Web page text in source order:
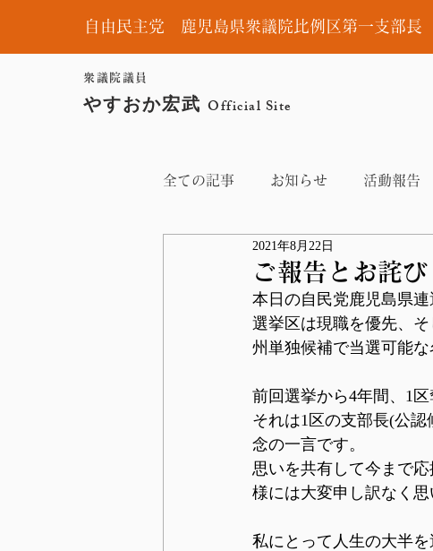
自由民主党 鹿児島県衆議院比例区第一支部長
衆議院議員
やすおか宏武 Official Site
全ての記事 お知らせ 活動報告
ご報告とお詫び
2021年8月22日
本日の自民党鹿児島県
選挙区は現職を優先、
州単独候補で当選可能
前回選挙から4年間、1
それは1区の支部長(公
念の一言です。
思いを共有して今まで
様には大変申し訳なく思
私にとって人生の大半